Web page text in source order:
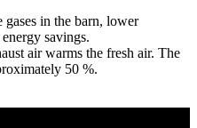
in the barn, lower
savings.
air warms the fresh air. The
50 %.